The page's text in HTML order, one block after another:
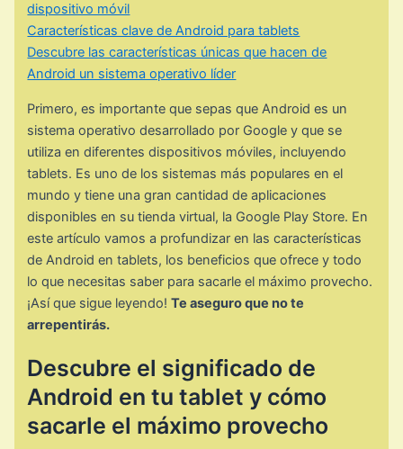
dispositivo móvil
Características clave de Android para tablets
Descubre las características únicas que hacen de
Android un sistema operativo líder
Primero, es importante que sepas que Android es un
sistema operativo desarrollado por Google y que se
utiliza en diferentes dispositivos móviles, incluyendo
tablets. Es uno de los sistemas más populares en el
mundo y tiene una gran cantidad de aplicaciones
disponibles en su tienda virtual, la Google Play Store. En
este artículo vamos a profundizar en las características
de Android en tablets, los beneficios que ofrece y todo
lo que necesitas saber para sacarle el máximo provecho.
¡Así que sigue leyendo!Te aseguro que no te
arrepentirás.
Descubre el significado de
Android en tu tablet y cómo
sacarle el máximo provecho